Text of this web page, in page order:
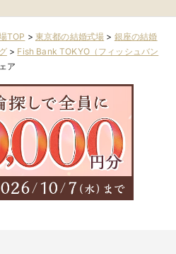
TOP > 東京都の結婚式場 > 銀座の結婚
> Fish Bank TOKYO（フィッシュバン
ア